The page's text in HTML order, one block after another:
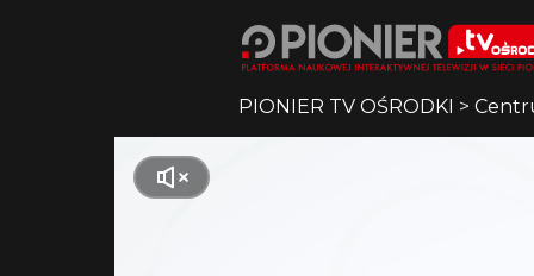
PIONIER TV OŚRODKI >